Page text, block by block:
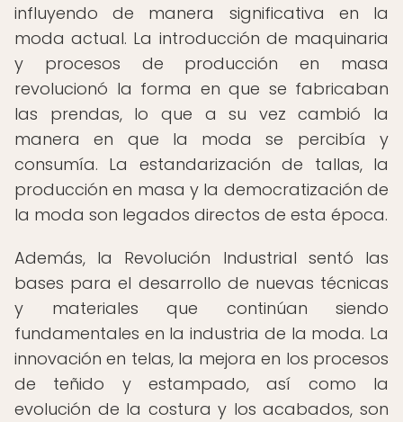
influyendo de manera significativa en la
moda actual. La introducción de maquinaria
y procesos de producción en masa
revolucionó la forma en que se fabricaban
las prendas, lo que a su vez cambió la
manera en que la moda se percibía y
consumía. La estandarización de tallas, la
producción en masa y la democratización de
la moda son legados directos de esta época.
Además, la Revolución Industrial sentó las
bases para el desarrollo de nuevas técnicas
y materiales que continúan siendo
fundamentales en la industria de la moda. La
innovación en telas, la mejora en los procesos
de teñido y estampado, así como la
evolución de la costura y los acabados, son